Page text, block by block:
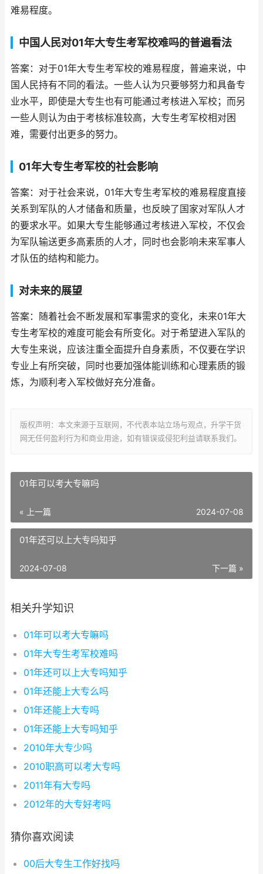
难易程度。
中国人民对01年大专生考军校难吗的普遍看法
答案：对于01年大专生考军校的难易程度，普遍来说，中
国人民持有不同的看法。一些人认为只要够努力和具备专
业水平，即使是大专生也有可能通过考核进入军校；而另
一些人则认为由于考核标准较高，大专生考军校相对困
难，需要付出更多的努力。
01年大专生考军校的社会影响
答案：对于社会来说，01年大专生考军校的难易程度直接
关系到军队的人才储备和质量，也反映了国家对军队人才
的要求水平。如果大专生能够通过考核进入军校，不仅会
为军队输送更多高素质的人才，同时也会影响未来军事人
才队伍的结构和能力。
对未来的展望
答案：随着社会不断发展和军事需求的变化，未来01年大
专生考军校的难度可能会有所变化。对于希望进入军队的
大专生来说，应该注重全面提升自身素质，不仅要在学识
专业上有所突破，同时也要加强体能训练和心理素质的锻
炼，为顺利考入军校做好充分准备。
版权声明：本文来源于互联网，不代表本站立场与观点，升学干货
网无任何盈利行为和商业用途，如有错误或侵犯利益请联系我们。
01年可以考大专嘛吗
« 上一篇 2024-07-08
01年还可以上大专吗知乎
下一篇 »
2024-07-08
相关升学知识
01年可以考大专嘛吗
01年大专生考军校难吗
01年还可以上大专吗知乎
01年还能上大专么吗
01年还能上大专吗
01年还能上大专吗知乎
2010年大专少吗
2010职高可以考大专吗
2011年有大专吗
2012年的大专好考吗
猜你喜欢阅读
00后大专生工作好找吗